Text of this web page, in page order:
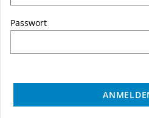
Passwort